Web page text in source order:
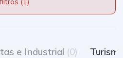
e Industrial (0)